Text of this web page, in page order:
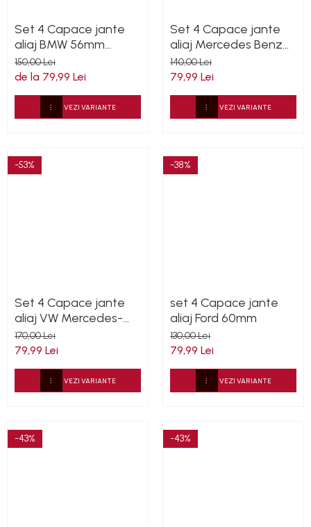
Set 4 Capace jante
aliaj BMW 56mm
36136850834
150,00 Lei
de la 79,99 Lei
VEZI VARIANTE
Set 4 Capace jante
aliaj Mercedes Benz
60mm (new black) /
(silver)
140,00 Lei
79,99 Lei
VEZI VARIANTE
-53%
Set 4 Capace jante
aliaj VW Mercedes-
Benz 68mm pentru
jante originale BMW
170,00 Lei
79,99 Lei
VEZI VARIANTE
-38%
set 4 Capace jante
aliaj Ford 60mm
130,00 Lei
79,99 Lei
VEZI VARIANTE
-43% -43%